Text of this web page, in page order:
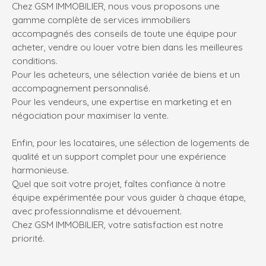
Chez GSM IMMOBILIER, nous vous proposons une
gamme complète de services immobiliers
accompagnés des conseils de toute une équipe pour
acheter, vendre ou louer votre bien dans les meilleures
conditions.
Pour les acheteurs, une sélection variée de biens et un
accompagnement personnalisé.
Pour les vendeurs, une expertise en marketing et en
négociation pour maximiser la vente.
Enfin, pour les locataires, une sélection de logements de
qualité et un support complet pour une expérience
harmonieuse.
Quel que soit votre projet, faîtes confiance à notre
équipe expérimentée pour vous guider à chaque étape,
avec professionnalisme et dévouement.
Chez GSM IMMOBILIER, votre satisfaction est notre
priorité.